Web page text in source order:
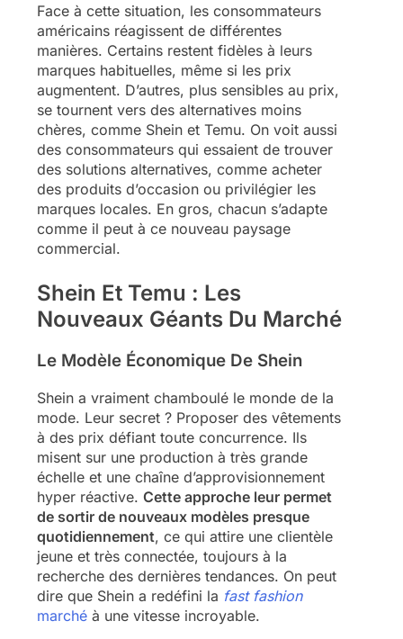
Face à cette situation, les consommateurs
américains réagissent de différentes
manières. Certains restent fidèles à leurs
marques habituelles, même si les prix
augmentent. D’autres, plus sensibles au prix,
se tournent vers des alternatives moins
chères, comme Shein et Temu. On voit aussi
des consommateurs qui essaient de trouver
des solutions alternatives, comme acheter
des produits d’occasion ou privilégier les
marques locales. En gros, chacun s’adapte
comme il peut à ce nouveau paysage
commercial.
Shein Et Temu : Les
Nouveaux Géants Du Marché
Le Modèle Économique De Shein
Shein a vraiment chamboulé le monde de la
mode. Leur secret ? Proposer des vêtements
à des prix défiant toute concurrence. Ils
misent sur une production à très grande
échelle et une chaîne d’approvisionnement
hyper réactive. Cette approche leur permet
de sortir de nouveaux modèles presque
quotidiennement, ce qui attire une clientèle
jeune et très connectée, toujours à la
recherche des dernières tendances. On peut
dire que Shein a redéfini la fast fashion
marchéà une vitesse incroyable.